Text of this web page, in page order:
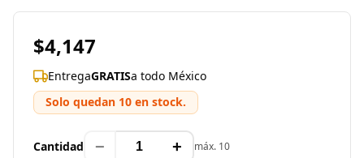
$4,147
EntregaGRATISa todo México
Solo quedan 10 en stock.
Cantidad − + máx. 10